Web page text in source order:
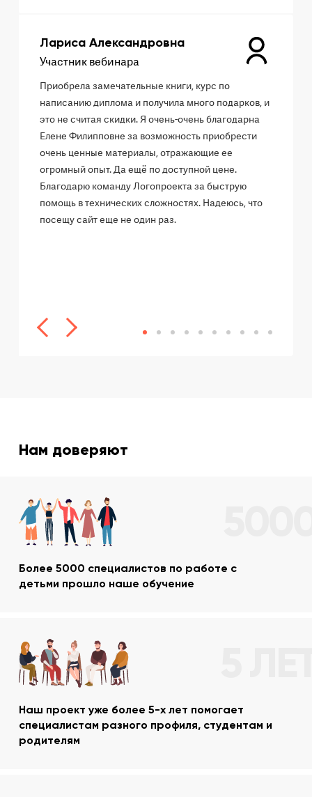
Лариса Александровна
Участник вебинара
Приобрела замечательные книги, курс по
написанию диплома и получила много подарков, и
это не считая скидки. Я очень-очень благодарна
Елене Филипповне за возможность приобрести
очень ценные материалы, отражающие ее
огромный опыт. Да ещё по доступной цене.
Благодарю команду Логопроекта за быструю
помощь в технических сложностях. Надеюсь, что
посещу сайт еще не один раз.
Нам доверяют
Более 5000 специалистов по работе с
детьми прошло наше обучение
Наш проект уже более 5-х лет помогает
специалистам разного профиля, студентам и
родителям